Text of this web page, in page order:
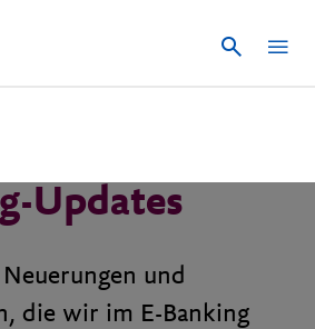
Suche
Updates
und
die wir im E-Banking